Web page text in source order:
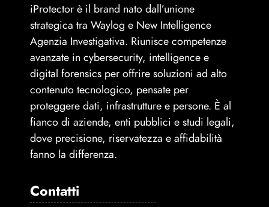
iProtector è il brand nato dall’unione
strategica tra Waylog e New Intelligence
Agenzia Investigativa. Riunisce competenze
avanzate in cybersecurity, intelligence e
digital forensics per offrire soluzioni ad alto
contenuto tecnologico, pensate per
proteggere dati, infrastrutture e persone. È al
fianco di aziende, enti pubblici e studi legali,
dove precisione, riservatezza e affidabilità
fanno la differenza.
Contatti